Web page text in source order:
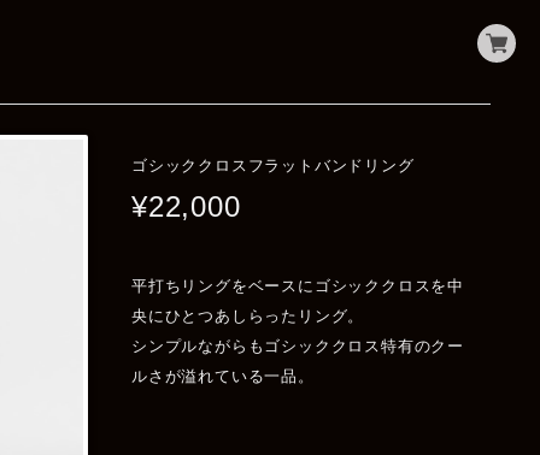
ゴシッククロスフラットバンドリング
¥22,000
平打ちリングをベースにゴシッククロスを中
央にひとつあしらったリング。
シンプルながらもゴシッククロス特有のクー
ルさが溢れている一品。